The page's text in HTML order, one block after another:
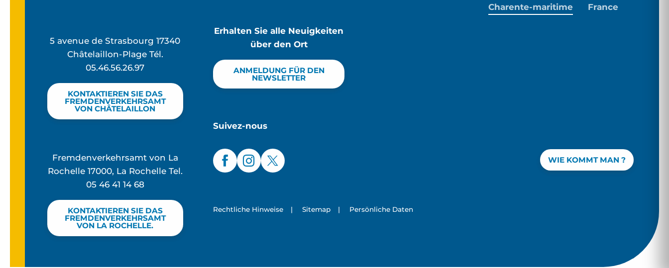
5 avenue de Strasbourg 17340
Châtelaillon-Plage Tél.
05.46.56.26.97
KONTAKTIEREN SIE DAS
FREMDENVERKEHRSAMT
VON CHÂTELAILLON
Fremdenverkehrsamt von La
Rochelle 17000, La Rochelle Tel.
05 46 41 14 68
KONTAKTIEREN SIE DAS
FREMDENVERKEHRSAMT
VON LA ROCHELLE.
Erhalten Sie alle Neuigkeiten
über den Ort
ANMELDUNG FÜR DEN
NEWSLETTER
Suivez-nous
WIE KOMMT MAN ?
Charente-maritime France
Rechtliche Hinweise | Sitemap | Persönliche Daten